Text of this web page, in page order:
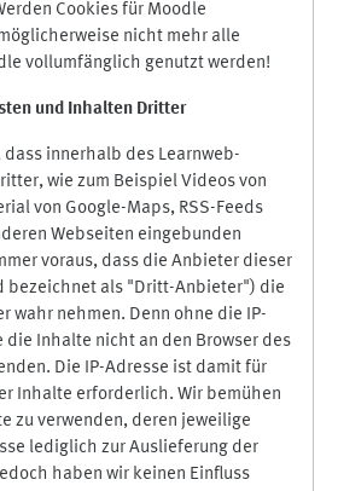
Cookies für Moodle
nicht mehr alle
vollumfänglich genutzt werden!
und Inhalten Dritter
dass innerhalb des Learnweb-
wie zum Beispiel Videos von
von Google-Maps, RSS-Feeds
Webseiten eingebunden
voraus, dass die Anbieter dieser
bezeichnet als "Dritt-Anbieter") die
wahr nehmen. Denn ohne die IP-
die Inhalte nicht an den Browser des
Die IP-Adresse ist damit für
Inhalte erforderlich. Wir bemühen
zu verwenden, deren jeweilige
lediglich zur Auslieferung der
haben wir keinen Einfluss